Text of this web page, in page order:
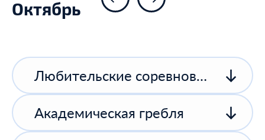
Октябрь
Любительские соревнования
Академическая гребля